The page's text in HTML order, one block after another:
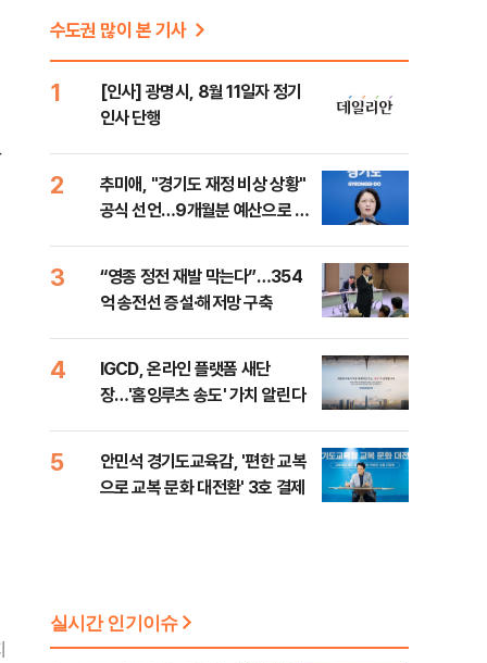
수도권 많이 본 기사
1
[인사] 광명시, 8월 11일자 정기
인사 단행
2
추미애, "경기도 재정 비상 상황"
공식 선언…9개월분 예산으로 민
3
“영종 정전 재발 막는다”…354
억 송전선 증설·해저망 구축
4
IGCD, 온라인 플랫폼 새단
장…'홈잉루츠 송도' 가치 알린다
5
안민석 경기도교육감, '편한 교복
으로 교복 문화 대전환' 3호 결제